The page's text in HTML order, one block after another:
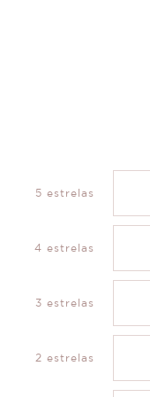
5 estrelas
4 estrelas
3 estrelas
2 estrelas